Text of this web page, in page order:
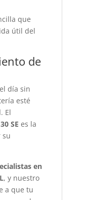
que
útil del
de
día sin
esté
El
SE es la
su
en
, y nuestro
a que tu